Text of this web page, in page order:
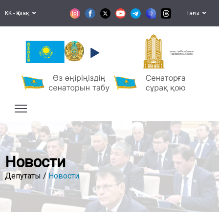
KK - Қазақ Тағы
Қазақстан Республикасы
Парламентінің Сенаты
Новости
Депутаты /Новости